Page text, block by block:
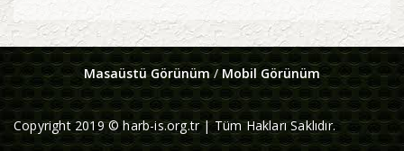
Masaüstü Görünüm/ Mobil Görünüm
Copyright 2019 © harb-is.org.tr | Tüm Hakları Saklıdır.